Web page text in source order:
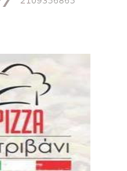
στο
του Bόλου